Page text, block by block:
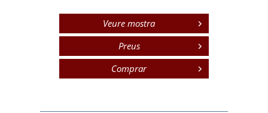
Veure mostra
Preus
Comprar